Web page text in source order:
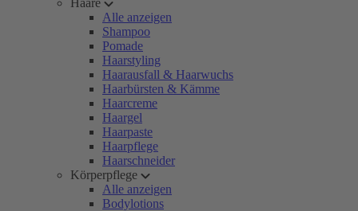
Haare
Alle anzeigen
Shampoo
Pomade
Haarstyling
Haarausfall & Haarwuchs
Haarbürsten & Kämme
Haarcreme
Haargel
Haarpaste
Haarpflege
Haarschneider
Körperpflege
Alle anzeigen
Bodylotions